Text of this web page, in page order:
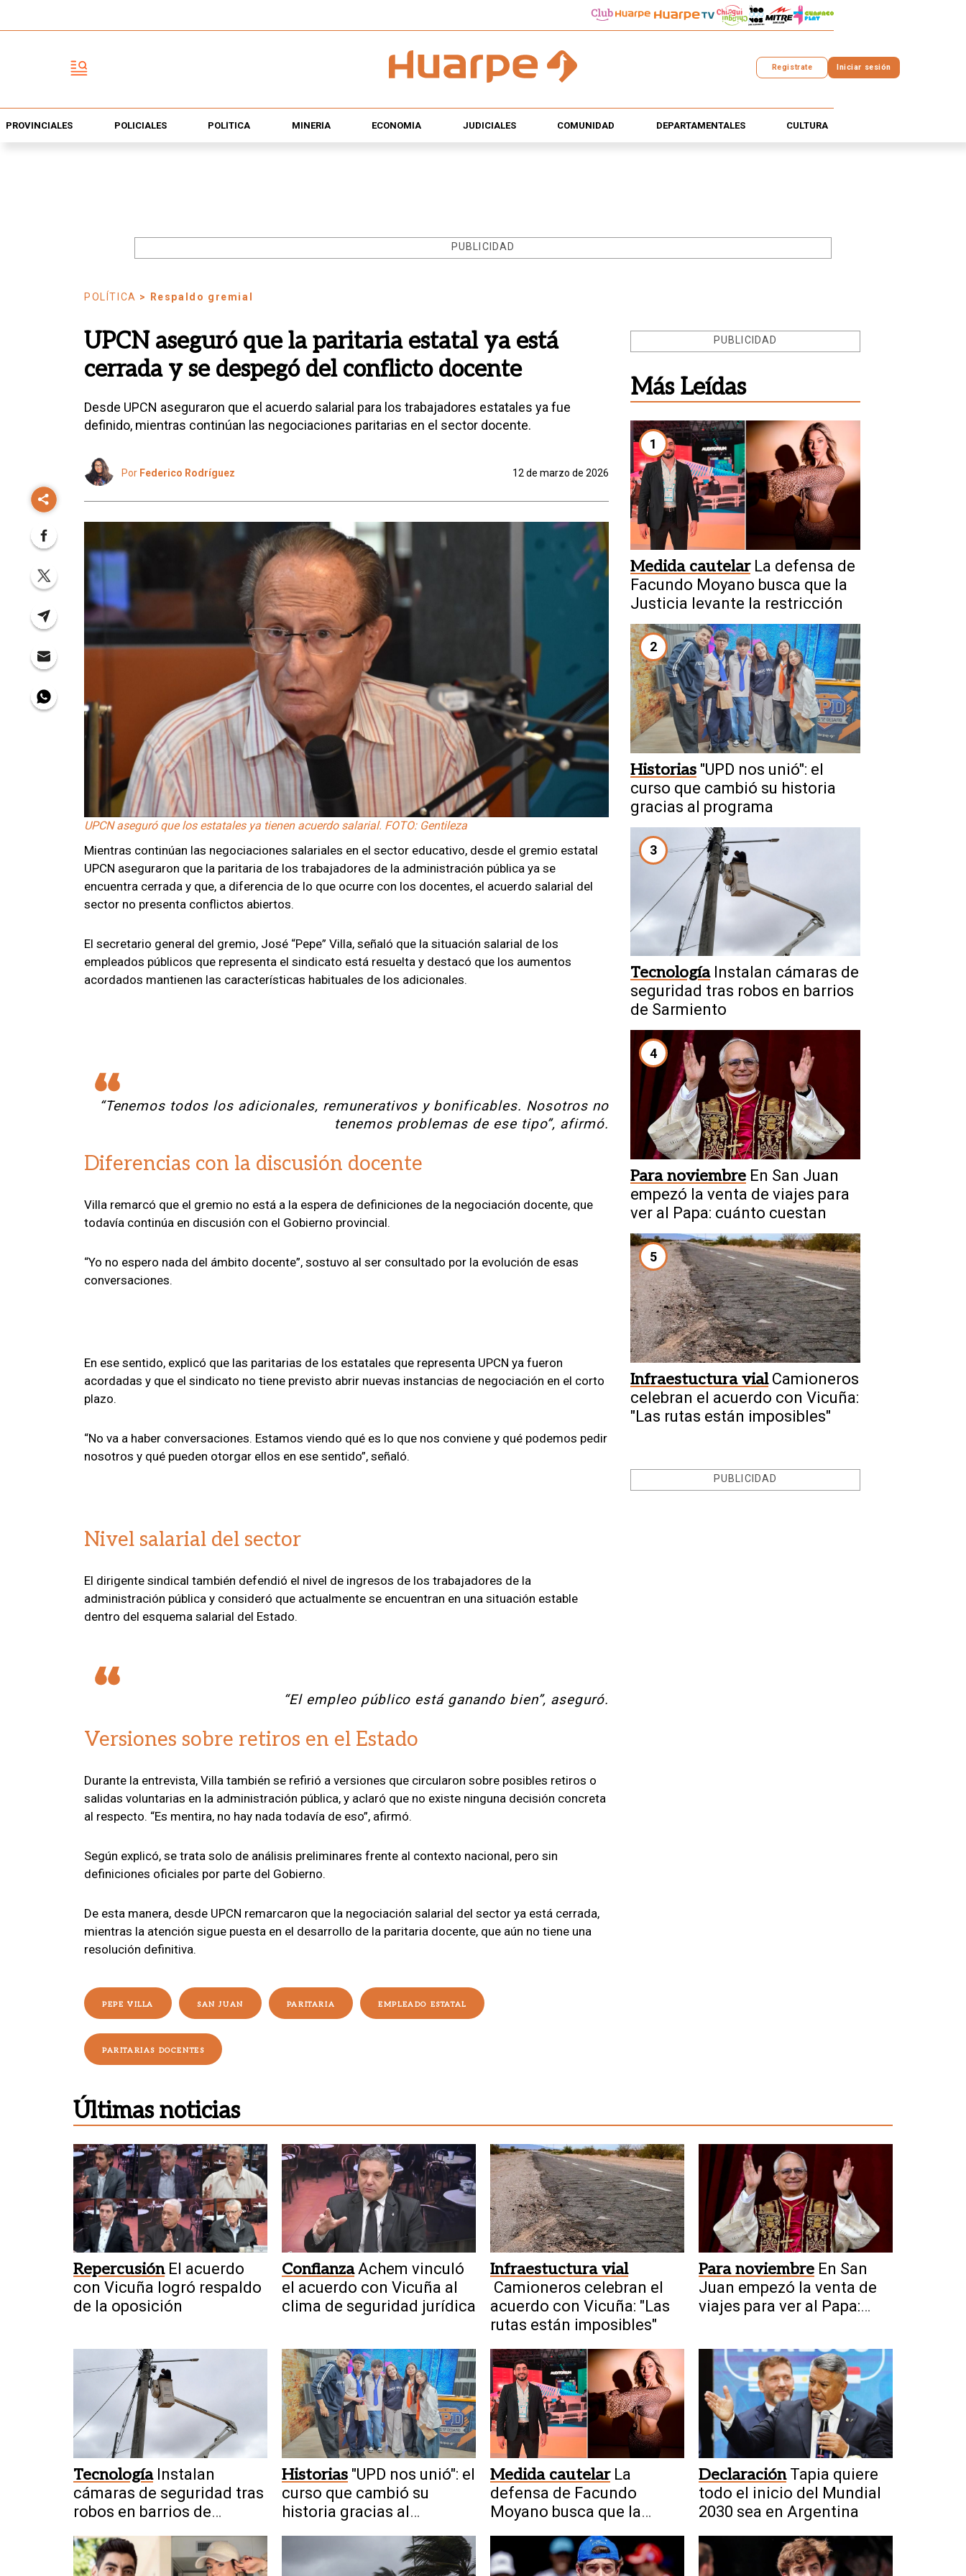
Registrate Iniciar sesión
PROVINCIALES POLICIALES POLÍTICA MINERÍA ECONOMÍA JUDICIALES COMUNIDAD DEPARTAMENTALES CULTURA
PUBLICIDAD
POLÍTICA > Respaldo gremial
UPCN aseguró que la paritaria estatal ya está
cerrada y se despegó del conflicto docente
Desde UPCN aseguraron que el acuerdo salarial para los trabajadores estatales ya fue
definido, mientras continúan las negociaciones paritarias en el sector docente.
Por Federico Rodríguez 12 de marzo de 2026
UPCN aseguró que los estatales ya tienen acuerdo salarial. FOTO: Gentileza
Mientras continúan las negociaciones salariales en el sector educativo, desde el gremio estatal
UPCN aseguraron que la paritaria de los trabajadores de la administración pública ya se
encuentra cerrada y que, a diferencia de lo que ocurre con los docentes, el acuerdo salarial del
sector no presenta conflictos abiertos.
El secretario general del gremio, José “Pepe” Villa, señaló que la situación salarial de los
empleados públicos que representa el sindicato está resuelta y destacó que los aumentos
acordados mantienen las características habituales de los adicionales.
“Tenemos todos los adicionales, remunerativos y bonificables. Nosotros no
tenemos problemas de ese tipo”, afirmó.
Diferencias con la discusión docente
Villa remarcó que el gremio no está a la espera de definiciones de la negociación docente, que
todavía continúa en discusión con el Gobierno provincial.
“Yo no espero nada del ámbito docente”, sostuvo al ser consultado por la evolución de esas
conversaciones.
En ese sentido, explicó que las paritarias de los estatales que representa UPCN ya fueron
acordadas y que el sindicato no tiene previsto abrir nuevas instancias de negociación en el corto
plazo.
“No va a haber conversaciones. Estamos viendo qué es lo que nos conviene y qué podemos pedir
nosotros y qué pueden otorgar ellos en ese sentido”, señaló.
Nivel salarial del sector
El dirigente sindical también defendió el nivel de ingresos de los trabajadores de la
administración pública y consideró que actualmente se encuentran en una situación estable
dentro del esquema salarial del Estado.
“El empleo público está ganando bien”, aseguró.
Versiones sobre retiros en el Estado
Durante la entrevista, Villa también se refirió a versiones que circularon sobre posibles retiros o
salidas voluntarias en la administración pública, y aclaró que no existe ninguna decisión concreta
al respecto. “Es mentira, no hay nada todavía de eso”, afirmó.
Según explicó, se trata solo de análisis preliminares frente al contexto nacional, pero sin
definiciones oficiales por parte del Gobierno.
De esta manera, desde UPCN remarcaron que la negociación salarial del sector ya está cerrada,
mientras la atención sigue puesta en el desarrollo de la paritaria docente, que aún no tiene una
resolución definitiva.
PEPE VILLA SAN JUAN PARITARIA EMPLEADO ESTATAL
PARITARIAS DOCENTES
PUBLICIDAD
Más Leídas
1
Medida cautelar La defensa de
Facundo Moyano busca que la
Justicia levante la restricción
2
Historias "UPD nos unió": el
curso que cambió su historia
gracias al programa
3
Tecnología Instalan cámaras de
seguridad tras robos en barrios
de Sarmiento
4
Para noviembre En San Juan
empezó la venta de viajes para
ver al Papa: cuánto cuestan
5
Infraestuctura vial Camioneros
celebran el acuerdo con Vicuña:
"Las rutas están imposibles"
PUBLICIDAD
Últimas noticias
Repercusión El acuerdo
con Vicuña logró respaldo
de la oposición
Confianza Achem vinculó
el acuerdo con Vicuña al
clima de seguridad jurídica
Infraestuctura vial
Camioneros celebran el
acuerdo con Vicuña: "Las
rutas están imposibles"
Para noviembre En San
Juan empezó la venta de
viajes para ver al Papa:
Tecnología Instalan
cámaras de seguridad tras
robos en barrios de
Historias "UPD nos unió": el
curso que cambió su
historia gracias al
Medida cautelar La
defensa de Facundo
Moyano busca que la
restricción
Declaración Tapia quiere
todo el inicio del Mundial
2030 sea en Argentina